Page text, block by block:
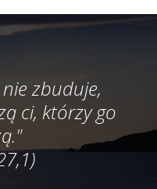
zbuduje,
ci, którzy go